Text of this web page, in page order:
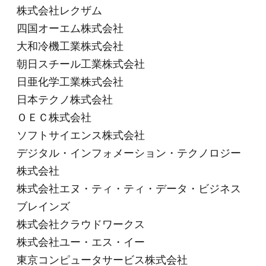
株式会社レクザム
四国オーエム株式会社
大和冷機工業株式会社
朝日スチール工業株式会社
日亜化学工業株式会社
日本テクノ株式会社
ＯＥＣ株式会社
ソフトサイエンス株式会社
デジタル・インフォメーション・テクノロジー
株式会社
株式会社エヌ・ティ・ティ・データ・ビジネス
ブレインズ
株式会社クラウドワークス
株式会社ユー・エス・イー
東京コンピュータサービス株式会社